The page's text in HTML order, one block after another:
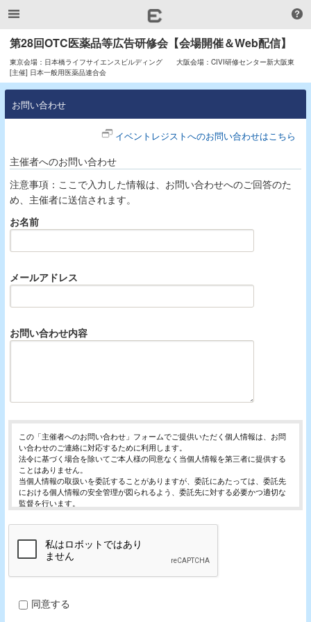
第28回OTC医薬品等広告研修会【会場開催＆Web配信】
東京会場：日本橋ライフサイエンスビルディング 大阪会場：CIVI研修センター新大阪東
[主催] 日本一般用医薬品連合会
お問い合わせ
イベントレジストへのお問い合わせはこちら
主催者へのお問い合わせ
注意事項：ここで入力した情報は、お問い合わせへのご回答のた
め、主催者に送信されます。
お名前
メールアドレス
お問い合わせ内容
この「主催者へのお問い合わせ」フォームでご提供いただく個人情報は、お問
い合わせのご連絡に対応するために利用します。
法令に基づく場合を除いてご本人様の同意なく当個人情報を第三者に提供する
ことはありません。
当個人情報の取扱いを委託することがありますが、委託にあたっては、委託先
における個人情報の安全管理が図られるよう、委託先に対する必要かつ適切な
監督を行います。
止・消去および第三者への提供の停止（「開示等」といいます。）を受け付け
開示等の求めは、以下の「個人情報苦情及び相談窓口」で受け付けます。
ご入力頂く情報の提供は任意となっております。ただし、正確な情報をご提供
当ホームページではご利用状況の統計調査のためクッキー等を用いております
個人情報保護管理者
同意する